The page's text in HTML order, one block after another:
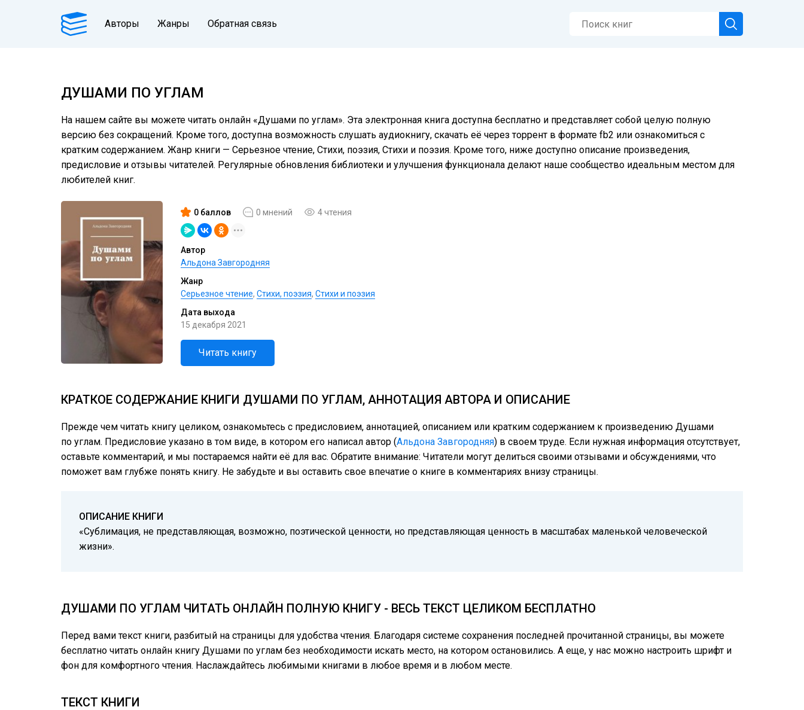
Авторы Жанры Обратная связь
ДУШАМИ ПО УГЛАМ
На нашем сайте вы можете читать онлайн «Душами по углам». Эта электронная книга доступна бесплатно и представляет собой целую полную
версию без сокращений. Кроме того, доступна возможность слушать аудиокнигу, скачать её через торрент в формате fb2 или ознакомиться с
кратким содержанием. Жанр книги — Серьезное чтение, Cтихи, поэзия, Стихи и поэзия. Кроме того, ниже доступно описание произведения,
предисловие и отзывы читателей. Регулярные обновления библиотеки и улучшения функционала делают наше сообщество идеальным местом для
любителей книг.
0 баллов 0 мнений 4 чтения
Автор
Альдона Завгородняя
Жанр
Серьезное чтение, Cтихи, поэзия, Стихи и поэзия
Дата выхода
15 декабря 2021
Читать книгу
КРАТКОЕ СОДЕРЖАНИЕ КНИГИ ДУШАМИ ПО УГЛАМ, АННОТАЦИЯ АВТОРА И ОПИСАНИЕ
Прежде чем читать книгу целиком, ознакомьтесь с предисловием, аннотацией, описанием или кратким содержанием к произведению Душами
по углам. Предисловие указано в том виде, в котором его написал автор (Альдона Завгородняя) в своем труде. Если нужная информация отсутствует,
оставьте комментарий, и мы постараемся найти её для вас. Обратите внимание: Читатели могут делиться своими отзывами и обсуждениями, что
поможет вам глубже понять книгу. Не забудьте и вы оставить свое впечатие о книге в комментариях внизу страницы.
ОПИСАНИЕ КНИГИ
«Сублимация, не представляющая, возможно, поэтической ценности, но представляющая ценность в масштабах маленькой человеческой
жизни».
ДУШАМИ ПО УГЛАМ ЧИТАТЬ ОНЛАЙН ПОЛНУЮ КНИГУ - ВЕСЬ ТЕКСТ ЦЕЛИКОМ БЕСПЛАТНО
Перед вами текст книги, разбитый на страницы для удобства чтения. Благодаря системе сохранения последней прочитанной страницы, вы можете
бесплатно читать онлайн книгу Душами по углам без необходимости искать место, на котором остановились. А еще, у нас можно настроить шрифт и
фон для комфортного чтения. Наслаждайтесь любимыми книгами в любое время и в любом месте.
ТЕКСТ КНИГИ